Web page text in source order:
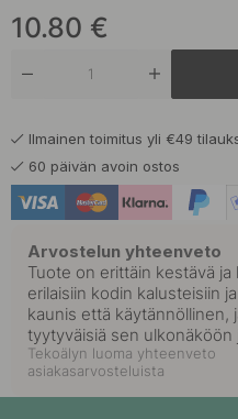
10.80 €
Ilmainen toimitus yli €49
60 päivän avoin ostos
Arvostelun yhteenveto
Tuote on erittäin kestävä
erilaisiin kodin kalusteisiin
kaunis että käytännöllinen,
tyytyväisiä sen ulkonäköön
Tekoälyn luoma yhteenveto
asiakasarvosteluista